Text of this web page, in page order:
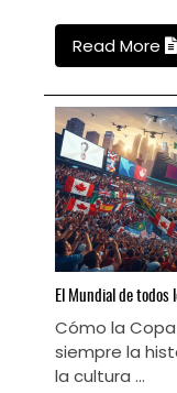
Read More
El Mundial de todos
Cómo la
siempre la
la cultura ...